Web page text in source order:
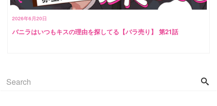
2026年6月20日
バニラはいつもキスの理由を探してる【バラ売り】 第21話